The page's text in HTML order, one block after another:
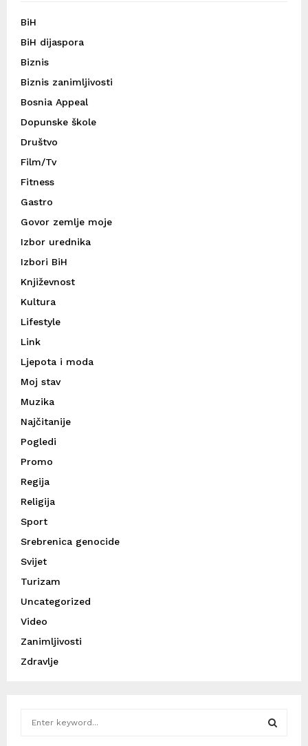
BiH
BiH dijaspora
Biznis
Biznis zanimljivosti
Bosnia Appeal
Dopunske škole
Društvo
Film/Tv
Fitness
Gastro
Govor zemlje moje
Izbor urednika
Izbori BiH
Književnost
Kultura
Lifestyle
Link
Ljepota i moda
Moj stav
Muzika
Najčitanije
Pogledi
Promo
Regija
Religija
Sport
Srebrenica genocide
Svijet
Turizam
Uncategorized
Video
Zanimljivosti
Zdravlje